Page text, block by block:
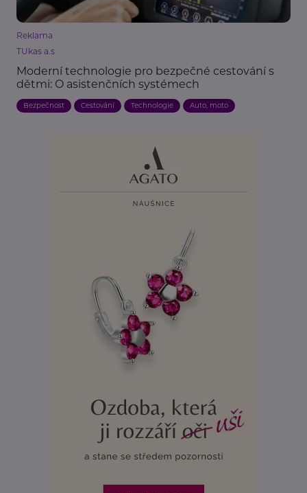
Reklama
TUkas a.s
Moderní technologie pro bezpečné cestování s
dětmi: O asistenčních systémech
Bezpečnost Cestování Technologie Auto, moto